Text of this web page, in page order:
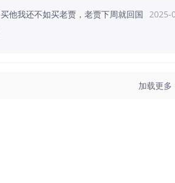
买他我还不如买老贾，老贾下周就回国 2025-
加载更多